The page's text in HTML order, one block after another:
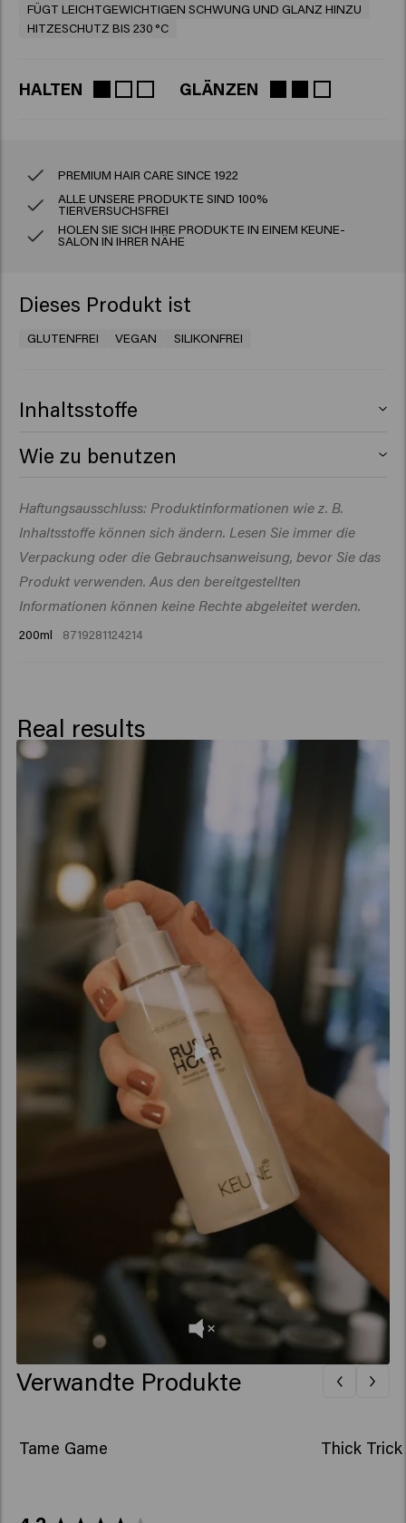
FÜGT LEICHTGEWICHTIGEN SCHWUNG UND GLANZ HINZU
HITZESCHUTZ BIS 230 °C
HALTEN GLÄNZEN
PREMIUM HAIR CARE SINCE 1922
ALLE UNSERE PRODUKTE SIND 100%
TIERVERSUCHSFREI
HOLEN SIE SICH IHRE PRODUKTE IN EINEM KEUNE-
SALON IN IHRER NÄHE
Dieses Produkt ist
GLUTENFREI VEGAN SILIKONFREI
Inhaltsstoffe
PEG-40 Gehydrogeneerde castorolie, Arginine, Glucose,
Parfum (geur), Dipropyleenglycol, PEG-15
Cocopolyamine, CI 77891/Titaandioxide, Mica, Tinoxide,
Amylsalicylaat, Linalylacetaat.
Wie zu benutzen
ins feuchte Haar sprühen, anschließend föhnen. Bei
dickerem oder längerem Haar etwas mehr verwenden.
Haftungsausschluss: Produktinformationen wie z. B.
Inhaltsstoffe können sich ändern. Lesen Sie immer die
Verpackung oder die Gebrauchsanweisung, bevor Sie das
Produkt verwenden. Aus den bereitgestellten
Informationen können keine Rechte abgeleitet werden.
200ml 8719281124214
Real results
Verwandte Produkte
Tame Game Thick Trick
New content loaded